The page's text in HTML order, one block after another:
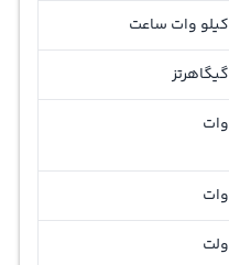
کیلو وات ساعت
گیگاهرتز
وات
وات
ولت